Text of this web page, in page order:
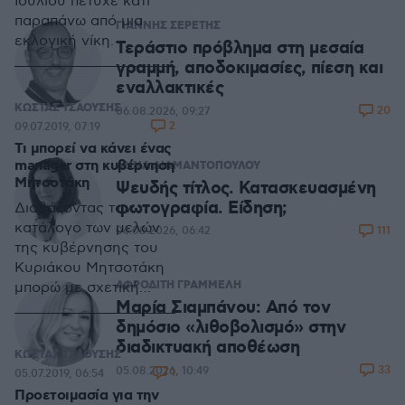
ΓΙΑΝΝΗΣ ΣΕΡΕΤΗΣ
Τεράστιο πρόβλημα στη μεσαία
γραμμή, αποδοκιμασίες, πίεση και
εναλλακτικές
06.08.2026, 09:27 20
ΑΝΝΑ ΔΙΑΜΑΝΤΟΠΟΥΛΟΥ
Ψευδής τίτλος. Κατασκευασμένη
φωτογραφία. Είδηση;
06.08.2026, 06:42 111
ΑΦΡΟΔΙΤΗ ΓΡΑΜΜΕΛΗ
Μαρία Σιαμπάνου: Από τον
δημόσιο «λιθοβολισμό» στην
διαδικτυακή αποθέωση
05.08.2026, 10:49 33
παραπάνω από μια
εκλογική νίκη.
ΚΩΣΤΑΣ ΤΣΑΟΥΣΗΣ
Τι μπορεί να κάνει ένας
manager στη κυβέρνηση
Μητσοτάκη
Διαβάζοντας τον
κατάλογο των μελών
της κυβέρνησης του
Κυριάκου Μητσοτάκη
μπορώ με σχετική
ασφάλεια να
διατυπώσω μια σκέψη:
Ορισμένα από τα
ονόματα των νέων
υφυπουργών – που
09.07.2019, 07:19 2
ΚΩΣΤΑΣ ΤΣΑΟΥΣΗΣ
Προετοιμασία για την
05.07.2019, 06:54 1